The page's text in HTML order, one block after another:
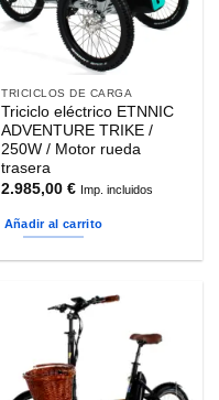
TRICICLOS DE CARGA
Triciclo eléctrico ETNNIC
ADVENTURE TRIKE /
250W / Motor rueda
trasera
2.985,00€ Imp. incluidos
Añadir al carrito